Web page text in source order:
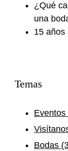
¿Qué
una
15 años
Temas
Eventos
Bodas